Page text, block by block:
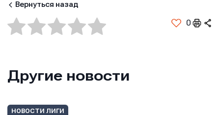
Вернуться назад
0
Другие новости
НОВОСТИ ЛИГИ
E-mail